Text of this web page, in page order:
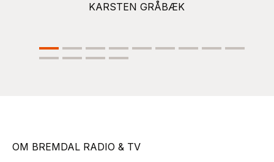
KARSTEN GRÅBÆK
OM BREMDAL RADIO & TV